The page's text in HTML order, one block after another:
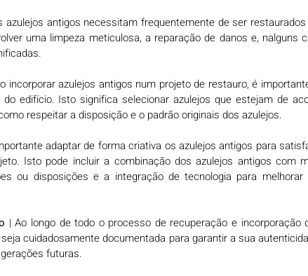
azulejos antigos necessitam frequentemente de ser
uma limpeza meticulosa, a reparação de danos e, nalguns
incorporar azulejos antigos num projeto de restauro, é
edifício. Isto significa selecionar azulejos que estejam de
respeitar a disposição e o padrão originais dos azulejos.
adaptar de forma criativa os azulejos antigos para
Isto pode incluir a combinação dos azulejos antigos com
ou disposições e a integração de tecnologia para
| Ao longo de todo o processo de recuperação e incorporação
cuidadosamente documentada para garantir a sua
futuras.